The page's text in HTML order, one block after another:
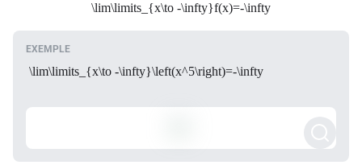
\lim\limits_{x\to -\infty}f(x)=-\infty
\lim\limits_{x\to -\infty}\left(x^5\right)=-\infty